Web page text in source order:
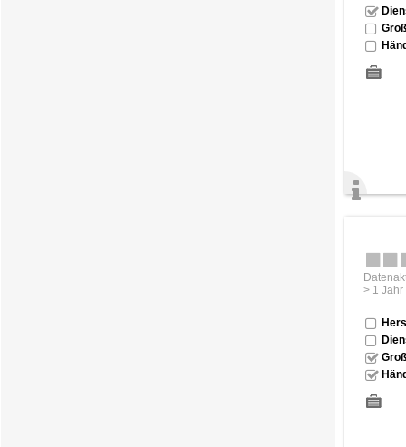
> 1 Jahr